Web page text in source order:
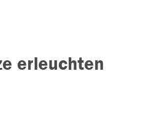
erleuchten